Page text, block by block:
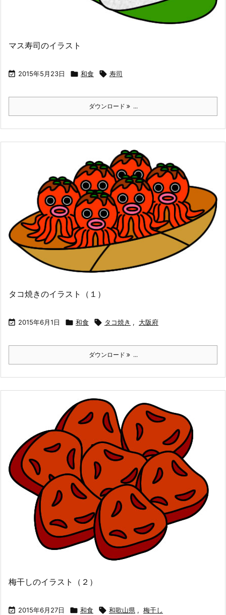
マス寿司のイラスト
 2015年5月23日  和食  寿司
ダウンロード ...
タコ焼きのイラスト（１）
 2015年6月1日  和食  タコ焼き , 大阪府
ダウンロード ...
梅干しのイラスト（２）
 2015年6月27日  和食  和歌山県 , 梅干し